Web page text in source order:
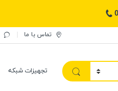
تماس با ما
تجهیزات شبکه